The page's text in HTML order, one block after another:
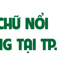
NỔI
TẠI TP.